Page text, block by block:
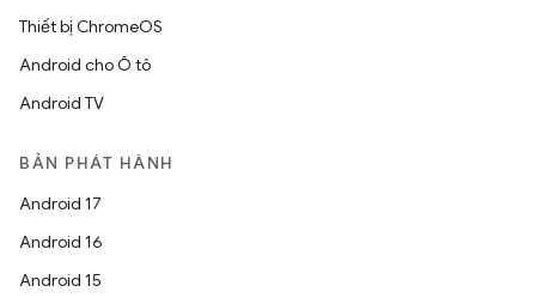
Thiết bị ChromeOS
Android cho Ô tô
Android TV
BẢN PHÁT HÀNH
Android 17
Android 16
Android 15